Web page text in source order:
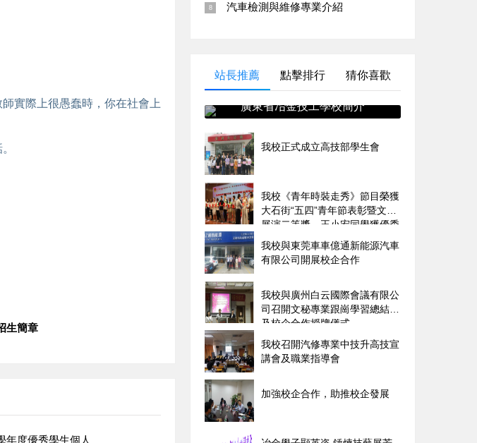
實際上很愚蠢時，你在社會上
生簡章
年度優秀學生個人
汽車檢測與維修專業介紹
站長推薦 點擊排行 猜你喜歡
廣東省冶金技工學校簡介
我校正式成立高技部學生會
我校《青年時裝走秀》節目榮獲
大石街“五四”青年節表彰暨文藝
展演二等獎、王小宏同學獲優秀
志愿者稱號
我校與東莞車車億通新能源汽車
有限公司開展校企合作
我校與廣州白云國際會議有限公
司召開文秘專業跟崗學習總結會
及校企合作授牌儀式
我校召開汽修專業中技升高技宣
講會及職業指導會
加強校企合作，助推校企發展